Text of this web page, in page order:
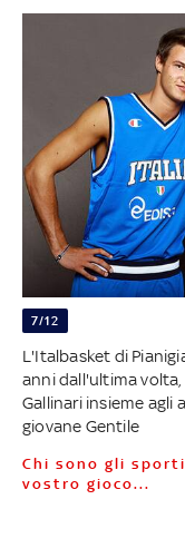
7/12
L'Italbasket di
anni dall'ultima
Gallinari insieme agli
giovane Gentile
Chi sono gli sportivi più sexy del 2011? Fate il
vostro gioco...